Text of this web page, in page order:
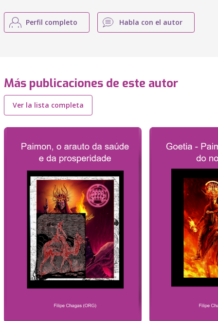
Perfil completo Habla con el autor
Más publicaciones de este autor
Ver la lista completa